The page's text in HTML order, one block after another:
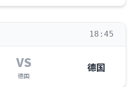
18:45
VS
德国
德国